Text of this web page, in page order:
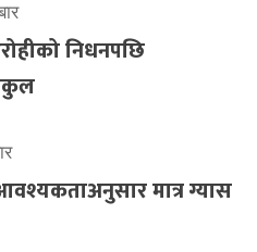
निधनपछि
मात्र ग्यास